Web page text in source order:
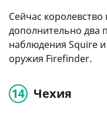
Сейчас
дополнительно два
наблюдения Squire
оружия Firefinder.
Чехия